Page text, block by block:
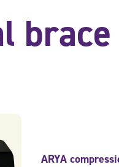
brace
ARYA